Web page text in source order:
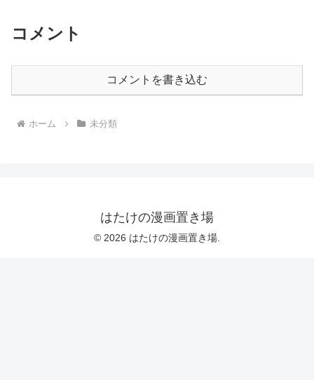
コメント
コメントを書き込む
ホーム 未分類
はたけの漫画置き場
© 2026 はたけの漫画置き場.